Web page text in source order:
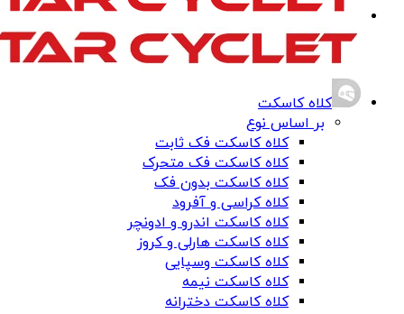
کلاه کاسکت
بر اساس نوع
کلاه کاسکت فک ثابت
کلاه کاسکت فک متحرک
کلاه کاسکت بدون فک
کلاه کراسی و آفرود
کلاه کاسکت اندرو و ادونچر
کلاه کاسکت هارلی و کروز
کلاه کاسکت وسپایی
کلاه کاسکت نیمه
کلاه کاسکت دخترانه